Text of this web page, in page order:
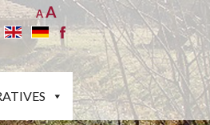
AA